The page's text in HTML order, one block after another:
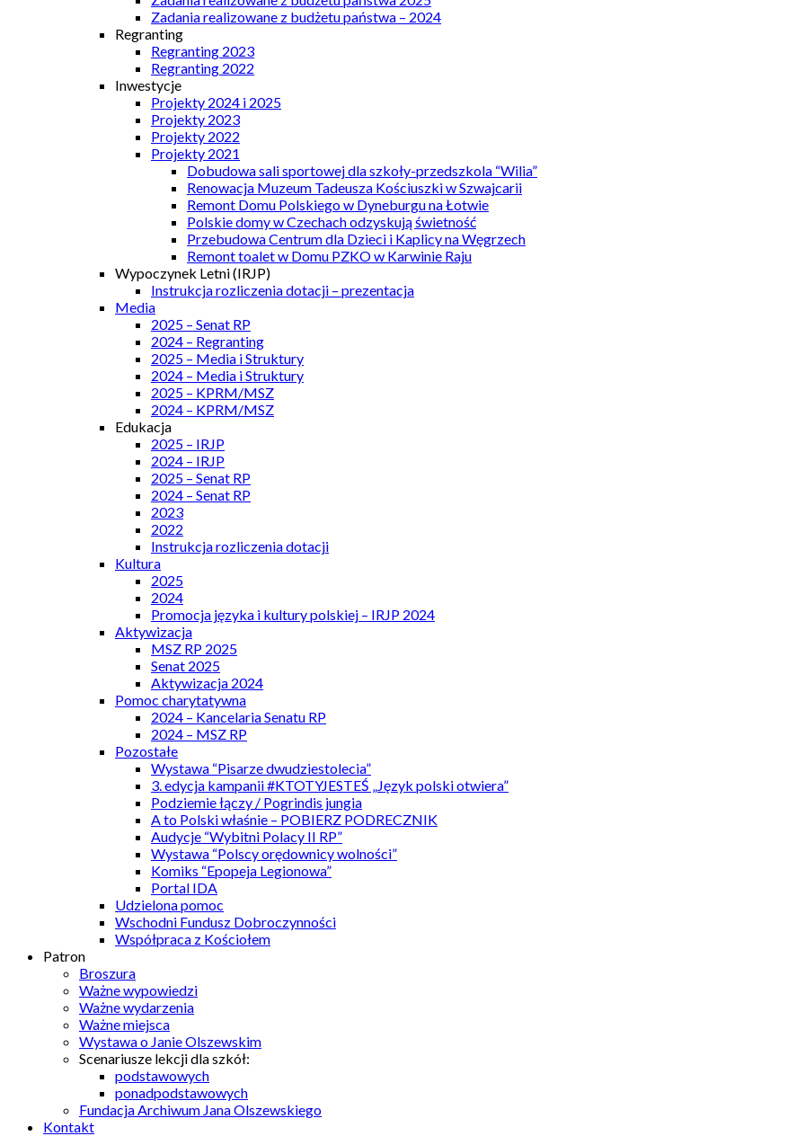
Zadania realizowane z budżetu państwa – 2024
Regranting
Regranting 2023
Regranting 2022
Inwestycje
Projekty 2024 i 2025
Projekty 2023
Projekty 2022
Projekty 2021
Dobudowa sali sportowej dla szkoły-przedszkola “Wilia”
Renowacja Muzeum Tadeusza Kościuszki w Szwajcarii
Remont Domu Polskiego w Dyneburgu na Łotwie
Polskie domy w Czechach odzyskują świetność
Przebudowa Centrum dla Dzieci i Kaplicy na Węgrzech
Remont toalet w Domu PZKO w Karwinie Raju
Wypoczynek Letni (IRJP)
Instrukcja rozliczenia dotacji – prezentacja
Media
2025 – Senat RP
2024 – Regranting
2025 – Media i Struktury
2024 – Media i Struktury
2025 – KPRM/MSZ
2024 – KPRM/MSZ
Edukacja
2025 – IRJP
2024 – IRJP
2025 – Senat RP
2024 – Senat RP
2023
2022
Instrukcja rozliczenia dotacji
Kultura
2025
2024
Promocja języka i kultury polskiej – IRJP 2024
Aktywizacja
MSZ RP 2025
Senat 2025
Aktywizacja 2024
Pomoc charytatywna
2024 – Kancelaria Senatu RP
2024 – MSZ RP
Pozostałe
Wystawa “Pisarze dwudziestolecia”
3. edycja kampanii #KTOTYJESTEŚ „Język polski otwiera”
Podziemie łączy / Pogrindis jungia
A to Polski właśnie – POBIERZ PODRECZNIK
Audycje “Wybitni Polacy II RP”
Wystawa “Polscy orędownicy wolności”
Komiks “Epopeja Legionowa”
Portal IDA
Udzielona pomoc
Wschodni Fundusz Dobroczynności
Współpraca z Kościołem
Patron
Broszura
Ważne wypowiedzi
Ważne wydarzenia
Ważne miejsca
Wystawa o Janie Olszewskim
Scenariusze lekcji dla szkół:
podstawowych
ponadpodstawowych
Fundacja Archiwum Jana Olszewskiego
Kontakt